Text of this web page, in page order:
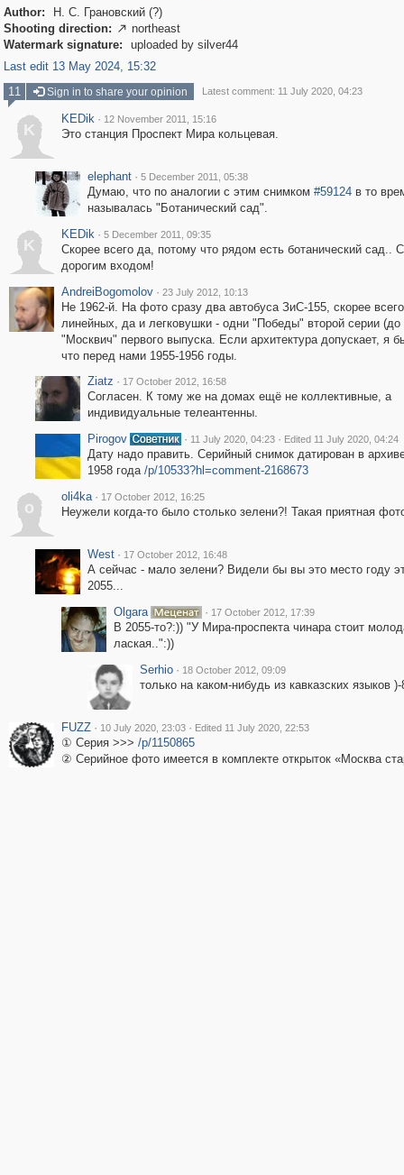
Author:
Н. С. Грановский (?)
Shooting direction:  northeast
Watermark signature:
uploaded by silver44
Last edit 13 May 2024, 15:32
11
Sign in to share your opinion Latest comment: 11 July 2020, 04:23
K
KEDik · 12 November 2011, 15:16
Это станция Проспект Мира кольцевая.
elephant · 5 December 2011, 05:38
Думаю, что по аналогии с этим снимком #59124в то
называлась "Ботанический сад".
K
KEDik · 5 December 2011, 09:35
Скорее всего да, потому что рядом есть ботанический сад..
дорогим входом!
AndreiBogomolov · 23 July 2012, 10:13
Не 1962-й. На фото сразу два автобуса ЗиС-155, скорее всего
линейных, да и легковушки - одни "Победы" второй серии (до
"Москвич" первого выпуска. Если архитектура допускает, я
что перед нами 1955-1956 годы.
Ziatz · 17 October 2012, 16:58
Согласен. К тому же на домах ещё не коллективные, а
индивидуальные телеантенны.
Pirogov
· 11 July 2020, 04:23 · Edited 11 July 2020, 04:24
Дату надо править. Серийный снимок датирован в
1958 года /p/10533?hl=comment-2168673
o
oli4ka · 17 October 2012, 16:25
Неужели когда-то было столько зелени?! Такая приятная
West · 17 October 2012, 16:48
А сейчас - мало зелени? Видели бы вы это место году
2055...
Olgara
· 17 October 2012, 17:39
В 2055-то?:)) "У Мира-проспекта чинара стоит
лаская..":))
Serhio · 18 October 2012, 09:09
только на каком-нибудь из кавказских языков )-
FUZZ · 10 July 2020, 23:03 · Edited 11 July 2020, 22:53
① Серия >>> /p/1150865
② Серийное фото имеется в комплекте открыток «Москва